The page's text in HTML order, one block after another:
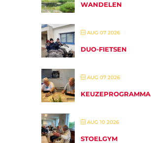
WANDELEN
AUG 07 2026
DUO-FIETSEN
AUG 07 2026
KEUZEPROGRAMMA
AUG 10 2026
STOELGYM